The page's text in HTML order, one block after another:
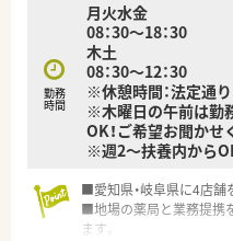
勤務
時間
月火水金
08：30～18：30
木土
08：30～12：30
※休憩時間：法定通り
※木曜日の午前は勤
OK！ご希望お聞かせ
※週2～扶養内から
■愛知県・岐阜県に4店舗
■地場の薬局と業務提携
ます。